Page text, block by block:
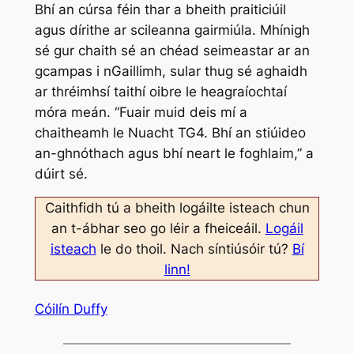
Bhí an cúrsa féin thar a bheith praiticiúil
agus dírithe ar scileanna gairmiúla. Mhínigh
sé gur chaith sé an chéad seimeastar ar an
gcampas i nGaillimh, sular thug sé aghaidh
ar thréimhsí taithí oibre le heagraíochtaí
móra meán. “Fuair muid deis mí a
chaitheamh le Nuacht TG4. Bhí an stiúideo
an-ghnóthach agus bhí neart le foghlaim,” a
dúirt sé.
Caithfidh tú a bheith logáilte isteach chun
an t-ábhar seo go léir a fheiceáil. Logáil
isteach le do thoil. Nach síntiúsóir tú? Bí
linn!
Cóilín Duffy